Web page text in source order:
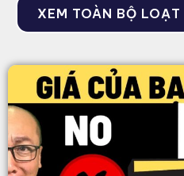
XEM TOÀN BỘ LOẠT